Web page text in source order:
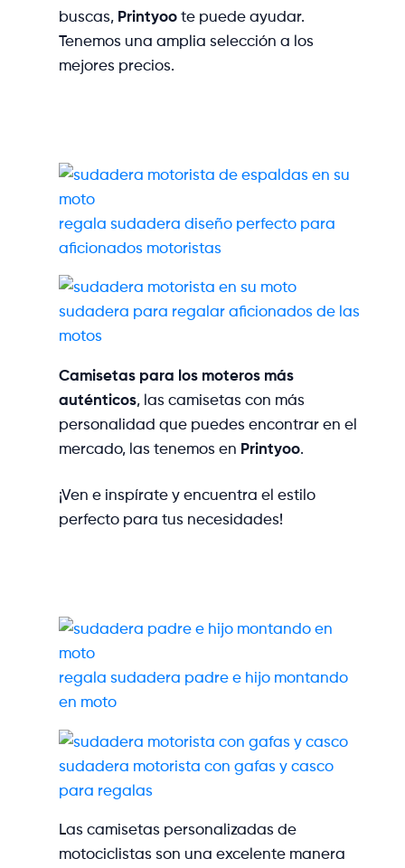
buscas, Printyoo te puede ayudar.
Tenemos una amplia selección a los
mejores precios.
regala sudadera diseño perfecto para
aficionados motoristas
sudadera para regalar aficionados de las
motos
Camisetas para los moteros más
auténticos, las camisetas con más
personalidad que puedes encontrar en el
mercado, las tenemos en Printyoo.
¡Ven e inspírate y encuentra el estilo
perfecto para tus necesidades!
regala sudadera padre e hijo montando
en moto
sudadera motorista con gafas y casco
para regalas
Las camisetas personalizadas de
motociclistas son una excelente manera